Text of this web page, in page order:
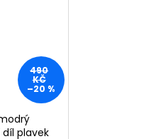
490
KČ
–20 %
plavek